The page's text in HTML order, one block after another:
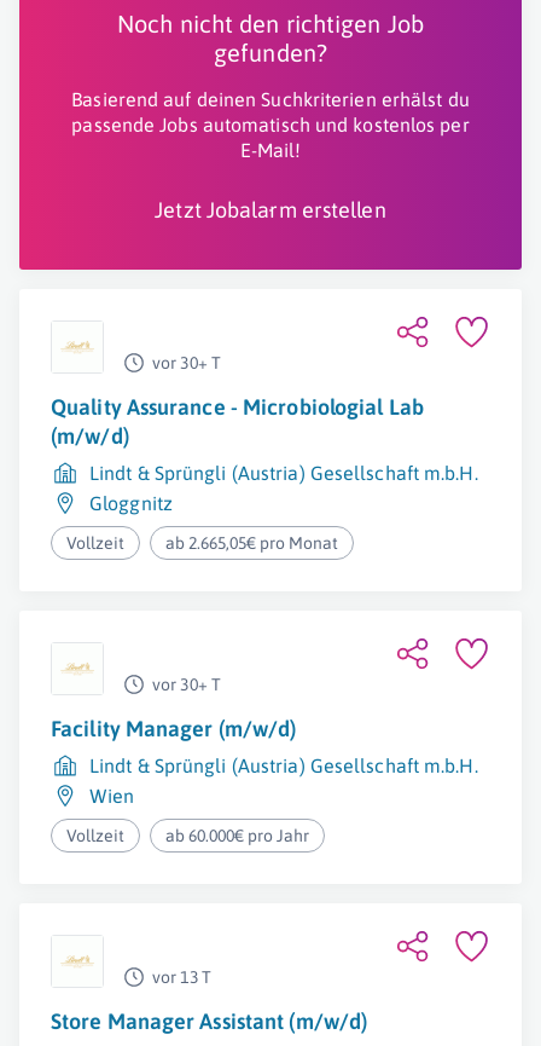
Noch nicht den richtigen Job
gefunden?
Basierend auf deinen Suchkriterien erhälst du
passende Jobs automatisch und kostenlos per
E-Mail!
Jetzt Jobalarm erstellen
vor 30+ T
Quality Assurance - Microbiologial Lab
(m/w/d)
Lindt & Sprüngli (Austria) Gesellschaft m.b.H.
Gloggnitz
Vollzeit ab 2.665,05€ pro Monat
vor 30+ T
Facility Manager (m/w/d)
Lindt & Sprüngli (Austria) Gesellschaft m.b.H.
Wien
Vollzeit ab 60.000€ pro Jahr
vor 13 T
Store Manager Assistant (m/w/d)